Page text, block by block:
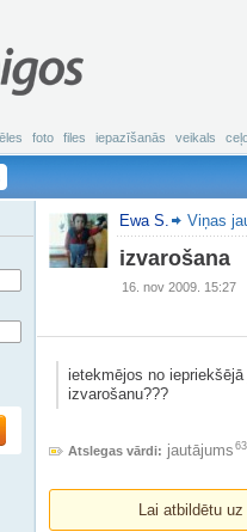
foto files iepazīšanās veikals
Ewa S. Viņas
izvarošana
16. nov 2009. 15:27
ietekmējos no
izvarošanu???
Atslegas vārdi: jautājums
Lai atbildētu